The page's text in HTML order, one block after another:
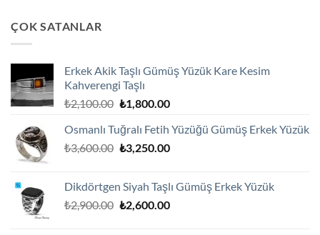
ÇOK SATANLAR
Erkek Akik Taşlı Gümüş Yüzük Kare Kesim
Kahverengi Taşlı
₺2,100.00 Orijinal
₺2,100.00.
₺1,800.00Şu
fiyat:
₺1,800.00.
Osmanlı Tuğralı Fetih Yüzüğü Gümüş Erkek Yüzük
₺3,600.00 Orijinal
₺3,250.00Şu
₺3,250.00.
Dikdörtgen Siyah Taşlı Gümüş Erkek Yüzük
₺2,900.00 Orijinal
₺2,600.00Şu